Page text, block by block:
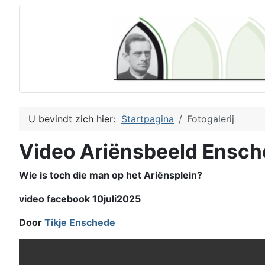
U bevindt zich hier: Startpagina Fotogalerij
Video Ariënsbeeld
Wie is toch die man op het Ariënsplein?
video facebook 10juli2025
Door Tikje Enschede